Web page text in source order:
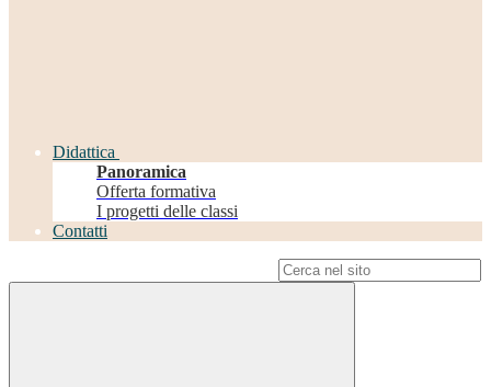
Didattica
Panoramica
Offerta formativa
I progetti delle classi
Contatti